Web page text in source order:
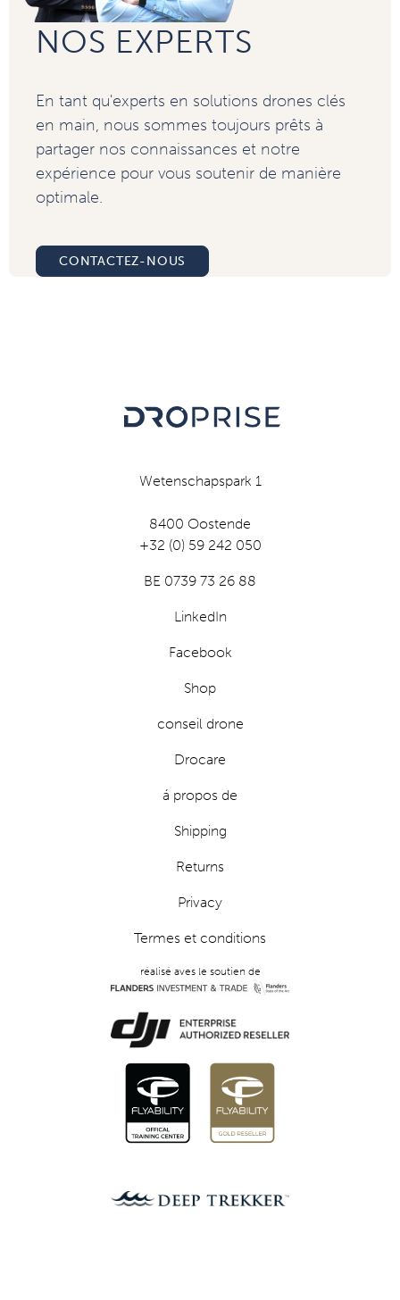
NOS EXPERTS
En tant qu'experts en solutions drones clés
en main, nous sommes toujours prêts à
partager nos connaissances et notre
expérience pour vous soutenir de manière
optimale.
CONTACTEZ-NOUS
Wetenschapspark 1
8400 Oostende
+32 (0) 59 242 050
BE 0739 73 26 88
LinkedIn
Facebook
Shop
conseil drone
Drocare
á propos de
Shipping
Returns
Privacy
Termes et conditions
réalisé aves le soutien de